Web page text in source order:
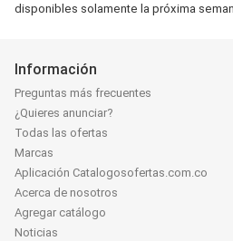
disponibles solamente la próxima
Información
Preguntas más frecuentes
¿Quieres anunciar?
Todas las ofertas
Marcas
Aplicación Catalogosofertas.com.co
Acerca de nosotros
Agregar catálogo
Noticias